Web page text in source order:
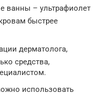
ванны – ультрафиолет
быстрее
дерматолога,
средства,
использовать